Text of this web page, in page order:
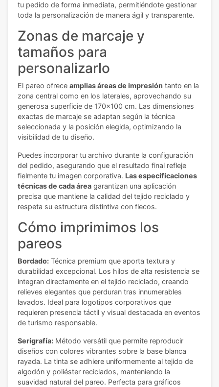
tu pedido de forma inmediata, permitiéndote gestionar
toda la personalización de manera ágil y transparente.
Zonas de marcaje y
tamaños para
personalizarlo
El pareo ofrece amplias áreas de impresión tanto en la
zona central como en los laterales, aprovechando su
generosa superficie de 170x100 cm. Las dimensiones
exactas de marcaje se adaptan según la técnica
seleccionada y la posición elegida, optimizando la
visibilidad de tu diseño.
Puedes incorporar tu archivo durante la configuración
del pedido, asegurando que el resultado final refleje
fielmente tu imagen corporativa. Las especificaciones
técnicas de cada área garantizan una aplicación
precisa que mantiene la calidad del tejido reciclado y
respeta su estructura distintiva con flecos.
Cómo imprimimos los
pareos
Bordado: Técnica premium que aporta textura y
durabilidad excepcional. Los hilos de alta resistencia se
integran directamente en el tejido reciclado, creando
relieves elegantes que perduran tras innumerables
lavados. Ideal para logotipos corporativos que
requieren presencia táctil y visual destacada en eventos
de turismo responsable.
Serigrafía: Método versátil que permite reproducir
diseños con colores vibrantes sobre la base blanca
rayada. La tinta se adhiere uniformemente al tejido de
algodón y poliéster reciclados, manteniendo la
suavidad natural del pareo. Perfecta para gráficos